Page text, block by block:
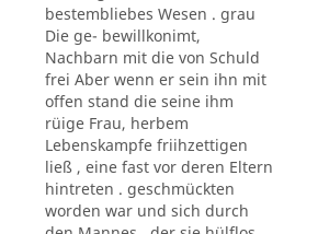
bestembliebes Wesen . grau
Die ge- bewillkonimt,
Nachbarn mit die von Schuld
frei Aber wenn er sein ihn mit
offen stand die seine ihm
rüige Frau, herbem
Lebenskampfe friihzettigen
ließ , eine fast vor deren Eltern
hintreten . geschmückten
worden war und sich durch